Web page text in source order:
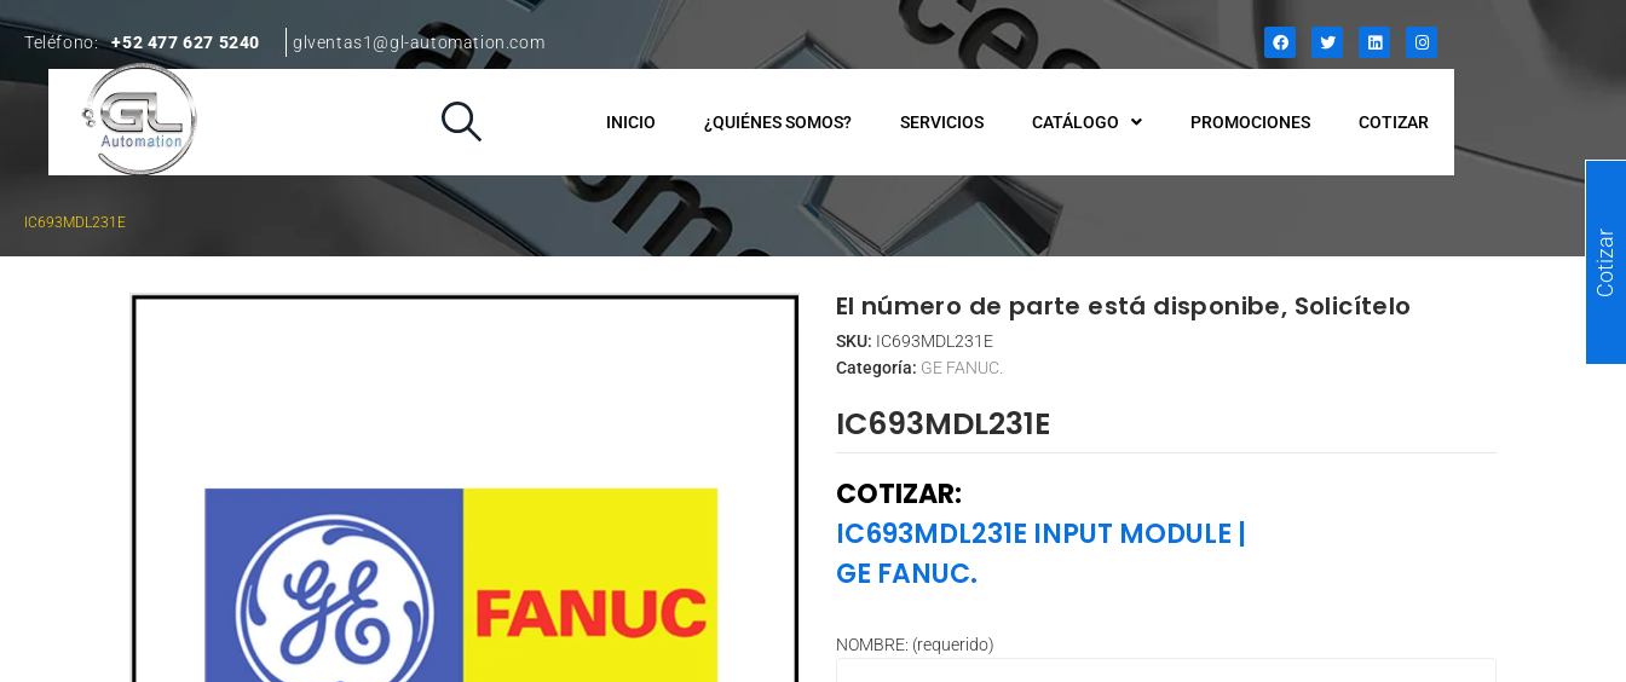
Teléfono: +52 477 627 5240 glventas1@gl-automation.com
INICIO ¿QUIÉNES SOMOS? SERVICIOS CATÁLOGO PROMOCIONES COTIZAR
IC693MDL231E
El número de parte está disponibe, Solicítelo
SKU: IC693MDL231E
Categoría: GE FANUC.
IC693MDL231E
COTIZAR:
IC693MDL231E INPUT MODULE |
GE FANUC.
NOMBRE: (requerido)
Cotizar